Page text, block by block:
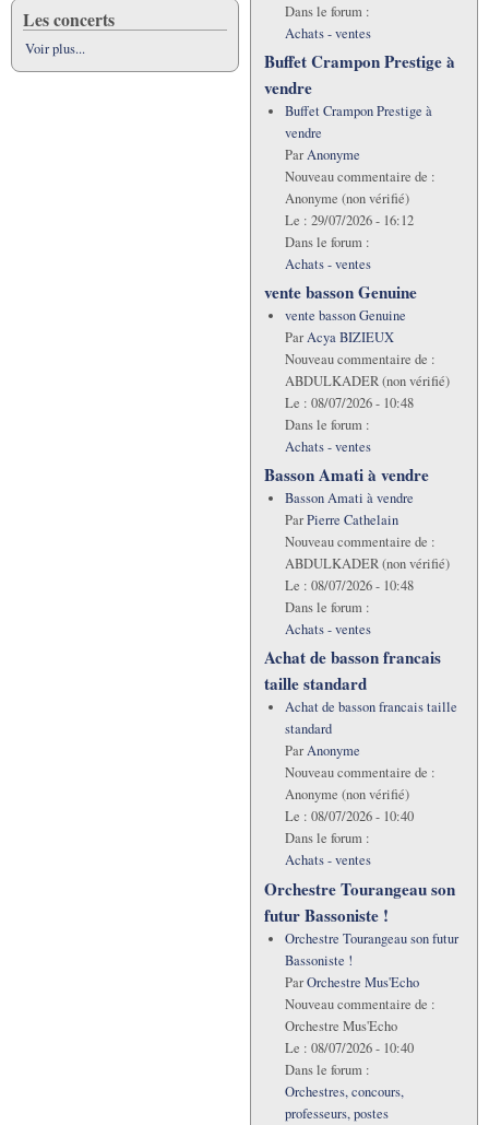
Les concerts
Voir plus...
Dans le forum :
Achats - ventes
Buffet Crampon Prestige à
vendre
Buffet Crampon Prestige à
vendre
ParAnonyme
Nouveau commentaire de :
Anonyme (non vérifié)
Le : 29/07/2026 - 16:12
Dans le forum :
Achats - ventes
vente basson Genuine
vente basson Genuine
ParAcya BIZIEUX
Nouveau commentaire de :
ABDULKADER (non vérifié)
Le : 08/07/2026 - 10:48
Dans le forum :
Achats - ventes
Basson Amati à vendre
Basson Amati à vendre
ParPierre Cathelain
Nouveau commentaire de :
ABDULKADER (non vérifié)
Le : 08/07/2026 - 10:48
Dans le forum :
Achats - ventes
Achat de basson francais
taille standard
Achat de basson francais taille
standard
ParAnonyme
Nouveau commentaire de :
Anonyme (non vérifié)
Le : 08/07/2026 - 10:40
Dans le forum :
Achats - ventes
Orchestre Tourangeau son
futur Bassoniste !
Orchestre Tourangeau son futur
Bassoniste !
ParOrchestre Mus'Echo
Nouveau commentaire de :
Orchestre Mus'Echo
Le : 08/07/2026 - 10:40
Dans le forum :
Orchestres, concours,
professeurs, postes